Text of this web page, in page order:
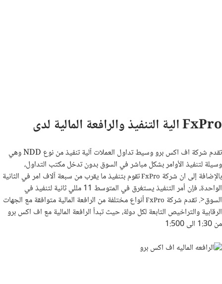
FxPro الية التنفيذ والرافعة المالية لدى
تقدم شركة اف اكس برو وسيط تداول العملات آلية تنفيذ من نوع NDD وهي
وسيلة لتنفيذ الأوامر بشكل مباشر في السوق بدون تدخل مكتب التداول،
بالإضافة إلى ان شركة FxProتقوم بتنفيذ ما يقرب من سبعة آلاف امر في الثانية
الواحدة، فإن أمر التنفيذ يستغرق في المتوسط 11 مللي ثانية لتنفيذ في
السوق<. تقدم شركة FxProأنواع مختلفة من الرافعة المالية متوافقة مع الجهات
الرقابية والتراخيص التابعة لكل دولة، حيث تبدأ الرافعة المالية مع اف اكس برو
من 1:30 الى 1:500